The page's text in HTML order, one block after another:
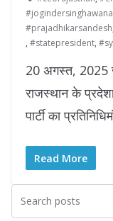
#jogindersinghawana
#prajadhikarsandesh
, #statepresident,
20 अगस्त, 2025
राजस्थान के
पार्टी का
Read More